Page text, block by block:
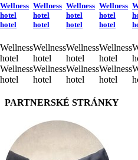
Wellness
hotel
hotel
Wellness
hotel
Wellness
hotel
Wellness
hotel
hotel
Wellness
hotel
Wellness
hotel
Wellness
hotel
hotel
Wellness
hotel
Wellness
hotel
Wellness
hotel
hotel
Wellness
hotel
Wellness
hotel
PARTNERSKÉ STRÁNKY